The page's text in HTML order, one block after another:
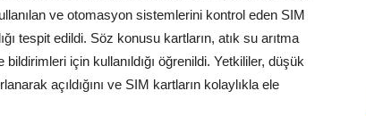
ve otomasyon sistemlerini kontrol eden SIM
tespit edildi. Söz konusu kartların, atık su arıtma
için kullanıldığı öğrenildi. Yetkililer, düşük
açıldığını ve SIM kartların kolaylıkla ele